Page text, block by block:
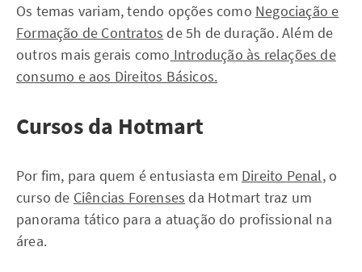
Os temas variam, tendo opções como Negociação e
Formação de Contratos de 5h de duração. Além de
outros mais gerais como Introdução às relações de
consumo e aos Direitos Básicos.
Cursos da Hotmart
Por fim, para quem é entusiasta em Direito Penal, o
curso de Ciências Forenses da Hotmart traz um
panorama tático para a atuação do profissional na
área.